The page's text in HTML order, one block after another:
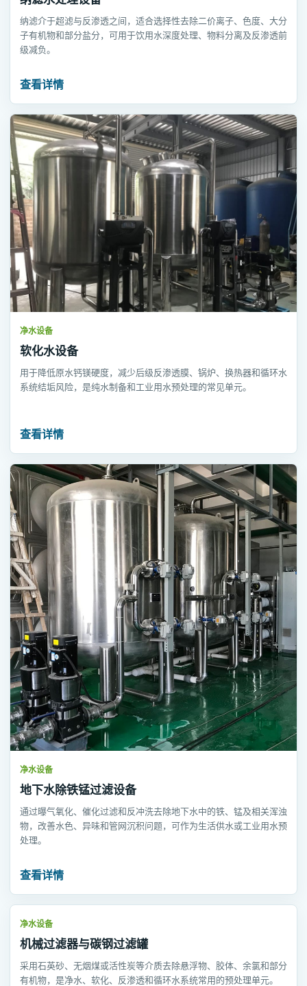
纳滤介于超滤与反渗透之间，适合选择性去除二价离子、色度、大分
子有机物和部分盐分，可用于饮用水深度处理、物料分离及反渗透前
级减负。
查看详情
净水设备
软化水设备
用于降低原水钙镁硬度，减少后级反渗透膜、锅炉、换热器和循环水
系统结垢风险，是纯水制备和工业用水预处理的常见单元。
查看详情
净水设备
地下水除铁锰过滤设备
通过曝气氧化、催化过滤和反冲洗去除地下水中的铁、锰及相关浑浊
物，改善水色、异味和管网沉积问题，可作为生活供水或工业用水预
处理。
查看详情
净水设备
机械过滤器与碳钢过滤罐
采用石英砂、无烟煤或活性炭等介质去除悬浮物、胶体、余氯和部分
有机物，是净水、软化、反渗透和循环水系统常用的预处理单元。